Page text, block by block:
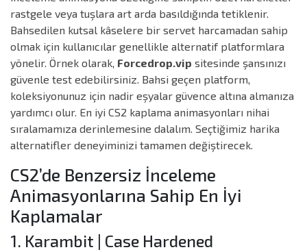
rastgele veya tuşlara art arda basıldığında tetiklenir.
Bahsedilen kutsal kâselere bir servet harcamadan sahip
olmak için kullanıcılar genellikle alternatif platformlara
yönelir. Örnek olarak, Forcedrop.vip sitesinde şansınızı
güvenle test edebilirsiniz. Bahsi geçen platform,
koleksiyonunuz için nadir eşyalar güvence altına almanıza
yardımcı olur. En iyi CS2 kaplama animasyonları nihai
sıralamamıza derinlemesine dalalım. Seçtiğimiz harika
alternatifler deneyiminizi tamamen değiştirecek.
CS2’de Benzersiz İnceleme
Animasyonlarına Sahip En İyi
Kaplamalar
1. Karambit | Case Hardened